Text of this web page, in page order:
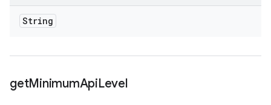
String
getMinimumApiLevel